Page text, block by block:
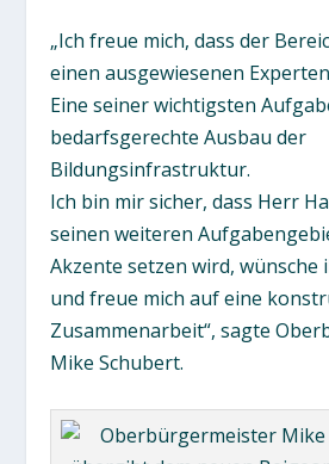
„Ich freue mich, dass der
einen ausgewiesenen
Eine seiner wichtigsten
bedarfsgerechte Ausbau der
Bildungsinfrastruktur.
Ich bin mir sicher, dass Herr
seinen weiteren
Akzente setzen wird, wünsche
und freue mich auf eine
Zusammenarbeit“, sagte
Mike Schubert.